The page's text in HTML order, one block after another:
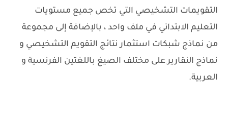
التقويمات التشخيصي التي تخص جميع مستويات
التعليم الابتدائي في ملف واحد ، بالإضافة إلى مجموعة
من نماذج شبكات استثمار نتائج التقويم التشخيصي و
نماذج النقارير على مختلف الصيغ باللغتين الفرنسية و
العربية.